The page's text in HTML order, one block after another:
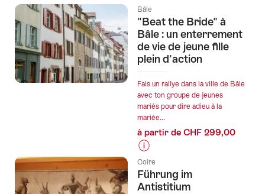
ville
Informations
sur
les
prix
de
"Transfert
privé
de
Lugano
à
Zurich
avec
2h
d'arrêt
Bâle
"Beat the Bride" à
Bâle : un enterrement
de vie de jeune fille
plein d'action
Fais un rallye dans la ville de Bâle
avec ton groupe de jeunes
mariés pour dire adieu à la
mariée...
à partir de CHF 299,00
Informations
sur
les
Coire
Führung im
Antistitium